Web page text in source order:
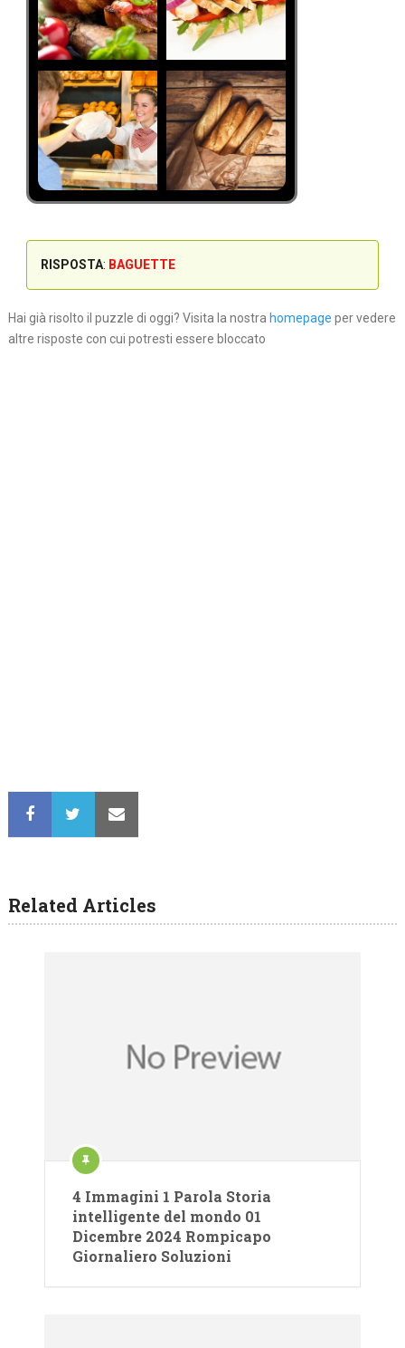
RISPOSTA: BAGUETTE
Hai già risolto il puzzle di oggi? Visita la nostra homepage per vedere
altre risposte con cui potresti essere bloccato
Related Articles
4 Immagini 1 Parola Storia
intelligente del mondo 01
Dicembre 2024 Rompicapo
Giornaliero Soluzioni